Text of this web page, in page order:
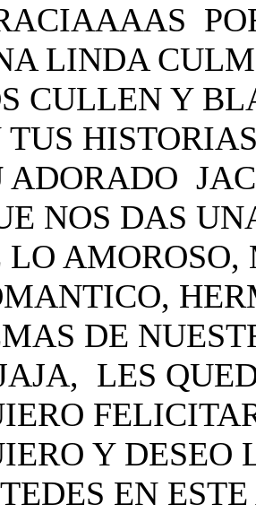
LINDA
CULLEN Y
TUS
ADORADO
NOS DAS
LO
DE
LES
Y DESEO
EN